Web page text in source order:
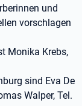
und
vorschlagen
Monika Krebs,
sind Eva De
Walper, Tel.